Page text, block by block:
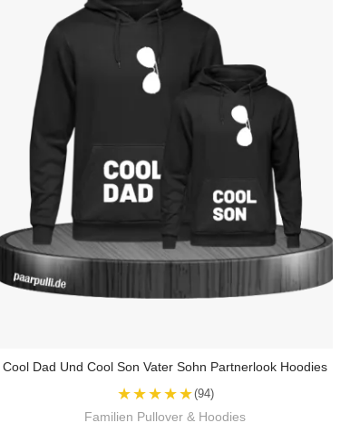
Cool Dad Und Cool Son Vater Sohn Partnerlook Hoodies
★★★★★(94)
Familien Pullover & Hoodies